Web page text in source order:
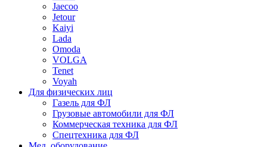
Jaecoo
Jetour
Kaiyi
Lada
Omoda
VOLGA
Tenet
Voyah
Для физических лиц
Газель для ФЛ
Грузовые автомобили для ФЛ
Коммерческая техника для ФЛ
Спецтехника для ФЛ